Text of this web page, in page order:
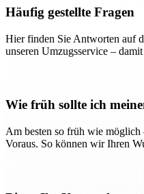
Häufig gestellte Fragen
Hier finden Sie Antworten auf
unseren Umzugsservice –
Wie früh sollte ich
Am besten so früh wie
Voraus. So können wir Ihren